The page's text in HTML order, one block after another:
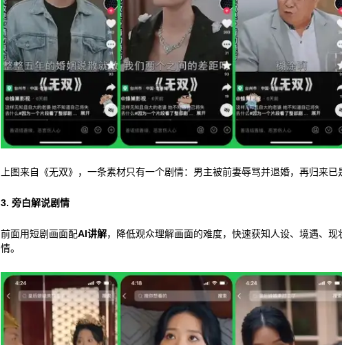
上图来自《无双》，一条素材只有一个剧情：男主被前妻辱骂并退婚，再归来
3. 旁白解说剧情
前面用短剧画面配AI讲解，降低观众理解画面的难度，快速获知人设、境遇、现
情。